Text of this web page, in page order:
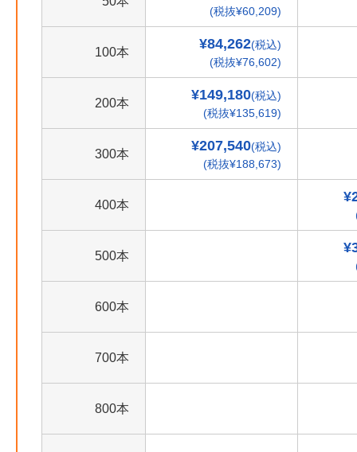
(税抜¥60,209)
100本
¥84,262(税込)
(税抜¥76,602)
200本
¥149,180(税込)
(税抜¥135,619)
300本
¥207,540(税込)
(税抜¥188,673)
400本
500本
600本
700本
800本